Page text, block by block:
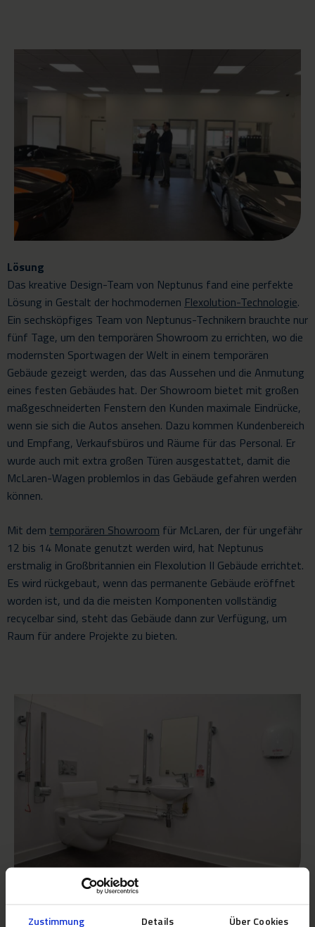
Zustimmung Details Über Cookies
Lösung
Das kreative Design-Team von Neptunus fand eine perfekte
Lösung in Gestalt der hochmodernen Flexolution-Technologie.
Ein sechsköpfiges Team von Neptunus-Technikern brauchte nur
fünf Tage, um den temporären Showroom zu errichten, wo die
modernsten Sportwagen der Welt in einem temporären
Gebäude gezeigt werden, das das Aussehen und die Anmutung
eines festen Gebäudes hat. Der Showroom bietet mit großen
maßgeschneiderten Fenstern den Kunden maximale Eindrücke,
wenn sie sich die Autos ansehen. Dazu kommen Kundenbereich
und Empfang, Verkaufsbüros und Räume für das Personal. Er
wurde auch mit extra großen Türen ausgestattet, damit die
McLaren-Wagen problemlos in das Gebäude gefahren werden
können.
Mit dem temporären Showroom für McLaren, der für ungefähr
12 bis 14 Monate genutzt werden wird, hat Neptunus
erstmalig in Großbritannien ein Flexolution II Gebäude errichtet.
Es wird rückgebaut, wenn das permanente Gebäude eröffnet
worden ist, und da die meisten Komponenten vollständig
recycelbar sind, steht das Gebäude dann zur Verfügung, um
Raum für andere Projekte zu bieten.
Anforderungen/Herausforderungen